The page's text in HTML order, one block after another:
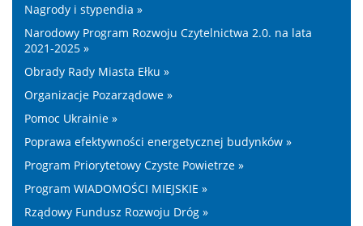
Nagrody i stypendia »
Narodowy Program Rozwoju Czytelnictwa 2.0. na lata
2021-2025 »
Obrady Rady Miasta Ełku »
Organizacje Pozarządowe »
Pomoc Ukrainie »
Poprawa efektywności energetycznej budynków »
Program Priorytetowy Czyste Powietrze »
Program WIADOMOŚCI MIEJSKIE »
Rządowy Fundusz Rozwoju Dróg »